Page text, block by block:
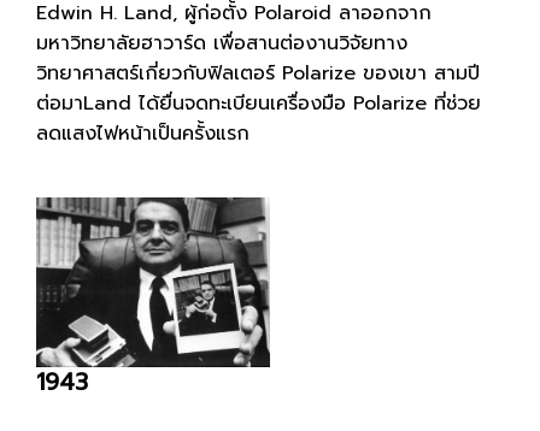
Edwin H. Land, ผู้ก่อตั้ง Polaroid ลาออกจาก
มหาวิทยาลัยฮาวาร์ด เพื่อสานต่องานวิจัยทาง
วิทยาศาสตร์เกี่ยวกับฟิลเตอร์ Polarize ของเขา สามปี
ต่อมาLand ได้ยื่นจดทะเบียนเครื่องมือ Polarize ที่ช่วย
ลดแสงไฟหน้าเป็นครั้งแรก
1943